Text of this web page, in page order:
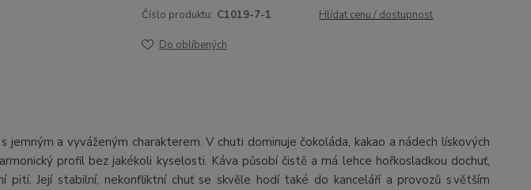
Číslo produktu: C1019-7-1 Hlídat cenu / dostupnost
Do oblíbených
jemným a vyváženým charakterem. V chuti dominuje čokoláda, kakao a nádech lískových
profil bez jakékoli kyselosti. Káva působí čistě a má lehce hořkosladkou dochuť,
pití. Její stabilní, nekonfliktní chuť se skvěle hodí také do kanceláří a provozů s větším